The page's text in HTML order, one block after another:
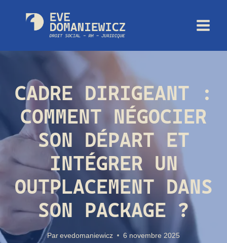
CADRE DIRIGEANT :
COMMENT NÉGOCIER
SON DÉPART ET
INTÉGRER UN
OUTPLACEMENT DANS
SON PACKAGE ?
Parevedomaniewicz 6 novembre 2025